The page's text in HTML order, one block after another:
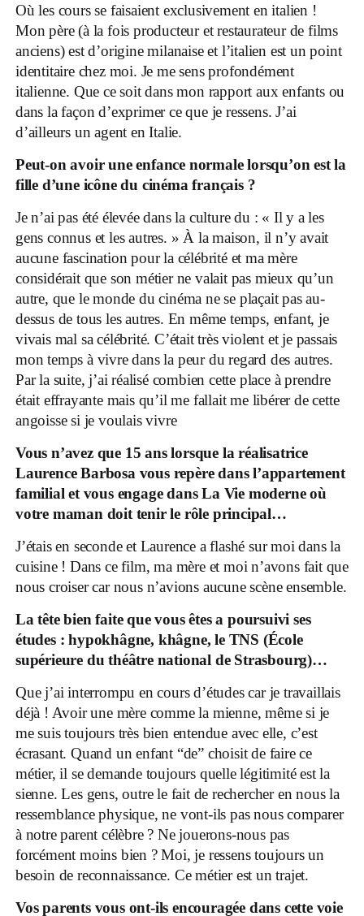
Où les cours se faisaient exclusivement en italien !
Mon père (à la fois producteur et restaurateur de films
anciens) est d’origine milanaise et l’italien est un point
identitaire chez moi. Je me sens profondément
italienne. Que ce soit dans mon rapport aux enfants ou
dans la façon d’exprimer ce que je ressens. J’ai
d’ailleurs un agent en Italie.
Peut-on avoir une enfance normale lorsqu’on est la
fille d’une icône du cinéma français ?
Je n’ai pas été élevée dans la culture du : « Il y a les
gens connus et les autres. » À la maison, il n’y avait
aucune fascination pour la célébrité et ma mère
considérait que son métier ne valait pas mieux qu’un
autre, que le monde du cinéma ne se plaçait pas au-
dessus de tous les autres. En même temps, enfant, je
vivais mal sa célébrité. C’était très violent et je passais
mon temps à vivre dans la peur du regard des autres.
Par la suite, j’ai réalisé combien cette place à prendre
était effrayante mais qu’il me fallait me libérer de cette
angoisse si je voulais vivre
Vous n’avez que 15 ans lorsque la réalisatrice
Laurence Barbosa vous repère dans l’appartement
familial et vous engage dans La Vie moderne où
votre maman doit tenir le rôle principal…
J’étais en seconde et Laurence a flashé sur moi dans la
cuisine ! Dans ce film, ma mère et moi n’avons fait que
nous croiser car nous n’avions aucune scène ensemble.
La tête bien faite que vous êtes a poursuivi ses
études : hypokhâgne, khâgne, le TNS (École
supérieure du théâtre national de Strasbourg)…
Que j’ai interrompu en cours d’études car je travaillais
déjà ! Avoir une mère comme la mienne, même si je
me suis toujours très bien entendue avec elle, c’est
écrasant. Quand un enfant “de” choisit de faire ce
métier, il se demande toujours quelle légitimité est la
sienne. Les gens, outre le fait de rechercher en nous la
ressemblance physique, ne vont-ils pas nous comparer
à notre parent célèbre ? Ne jouerons-nous pas
forcément moins bien ? Moi, je ressens toujours un
besoin de reconnaissance. Ce métier est un trajet.
Vos parents vous ont-ils encouragée dans cette voie